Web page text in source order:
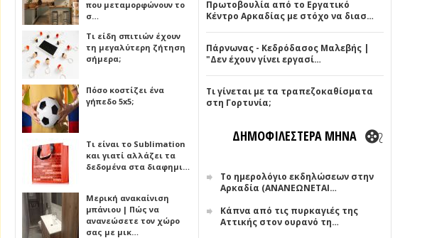
που μεταμορφώνουν το
σ…
Τι είδη σπιτιών έχουν
τη μεγαλύτερη ζήτηση
σήμερα;
Πόσο κοστίζει ένα
γήπεδο 5x5;
Τι είναι το Sublimation
και γιατί αλλάζει τα
δεδομένα στα διαφημι…
Μερική ανακαίνιση
μπάνιου | Πώς να
ανανεώσετε τον χώρο
σας με μικ…
Πρωτοβουλία από το Εργατικό
Κέντρο Αρκαδίας με στόχο να διασ…
Πάρνωνας - Κεδρόδασος Μαλεβής |
"Δεν έχουν γίνει εργασί…
Τι γίνεται με τα τραπεζοκαθίσματα
στη Γορτυνία;
ΔΗΜΟΦΙΛΕΣΤΕΡΑ ΜΗΝΑ
Το ημερολόγιο εκδηλώσεων στην
Αρκαδία (ΑΝΑΝΕΩΝΕΤΑΙ…
Κάπνα από τις πυρκαγιές της
Αττικής στον ουρανό τη…